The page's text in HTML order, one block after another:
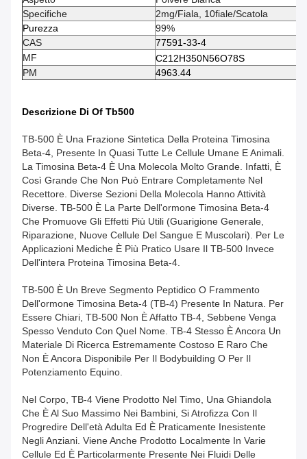
Specifiche
2mg/fiala, 10fiale/scatola
Purezza
99%
CAS
77591-33-4
MF
C212H350N56O78S
PM
4963.44
Descrizione Di OF Tb500
TB-500 È Una Frazione Sintetica Della Proteina Timosina
Beta-4, Presente In Quasi Tutte Le Cellule Umane E Animali.
La Timosina Beta-4 È Una Molecola Molto Grande. Infatti, È
Così Grande Che Non Può Entrare Completamente Nel
Recettore. Diverse Sezioni Della Molecola Hanno Attività
Diverse. TB-500 È La Parte Dell'ormone Timosina Beta-4
Che Promuove Gli Effetti Più Utili (guarigione Generale,
Riparazione, Nuove Cellule Del Sangue E Muscolari). Per Le
Applicazioni Mediche È Più Pratico Usare Il TB-500 Invece
Dell'intera Proteina Timosina Beta-4.
TB-500 È Un Breve Segmento Peptidico O Frammento
Dell'ormone Timosina Beta-4 (TB-4) Presente In Natura. Per
Essere Chiari, TB-500 Non È Affatto TB-4, Sebbene Venga
Spesso Venduto Con Quel Nome. TB-4 Stesso È Ancora Un
Materiale Di Ricerca Estremamente Costoso E Raro Che
Non È Ancora Disponibile Per Il Bodybuilding O Per Il
Potenziamento Equino.
Nel Corpo, TB-4 Viene Prodotto Nel Timo, Una Ghiandola
Che È Al Suo Massimo Nei Bambini, Si Atrofizza Con Il
Progredire Dell'età Adulta Ed È Praticamente Inesistente
Negli Anziani. Viene Anche Prodotto Localmente In Varie
Cellule Ed È Particolarmente Presente Nei Fluidi Delle